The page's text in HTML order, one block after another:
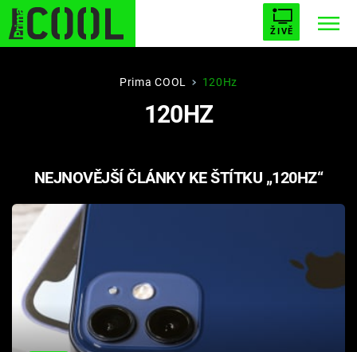
ŽIVĚ
STARHOUSE BUFFY, PŘEMOŽITELKA UPÍRŮ
AVENGERS 5
Témata
Filmy
Seriály
Hry
Prima COOL 120Hz
120HZ
NEJNOVĚJŠÍ ČLÁNKY KE ŠTÍTKU „120HZ“